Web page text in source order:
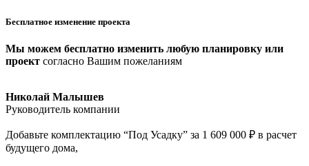
Бесплатное изменение проекта
Мы можем бесплатно изменить любую планировку или
проект согласно Вашим пожеланиям
Николай Малышев
Руководитель компании
Добавьте комплектацию “Под Усадку” за 1 609 000 ₽ в расчет
будущего дома,